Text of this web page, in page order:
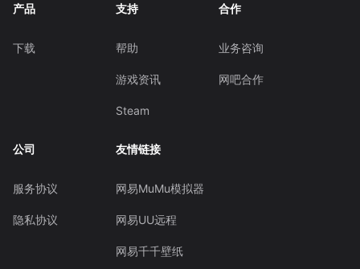
产品
下载
支持
帮助
游戏资讯
Steam
合作
业务咨询
网吧合作
公司
服务协议
隐私协议
友情链接
网易MuMu模拟器
网易UU远程
网易千千壁纸